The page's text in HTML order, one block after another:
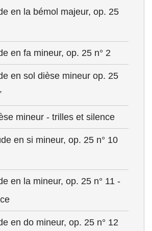
en la bémol majeur, op. 25
en fa mineur, op. 25 n° 2
en sol dièse mineur op. 25
mineur - trilles et silence
en si mineur, op. 25 n° 10
en la mineur, op. 25 n° 11 -
en do mineur, op. 25 n° 12